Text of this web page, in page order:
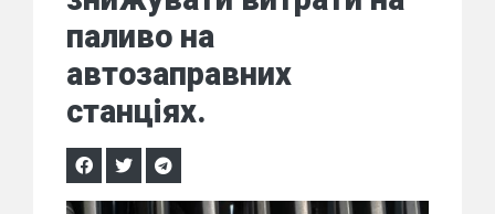
паливо на
автозаправних
станціях.